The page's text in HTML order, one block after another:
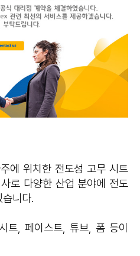
에 위치한 전도성 고무 시트
로 다양한 산업 분야에 전도
니다.
트, 페이스트, 튜브, 폼 등이